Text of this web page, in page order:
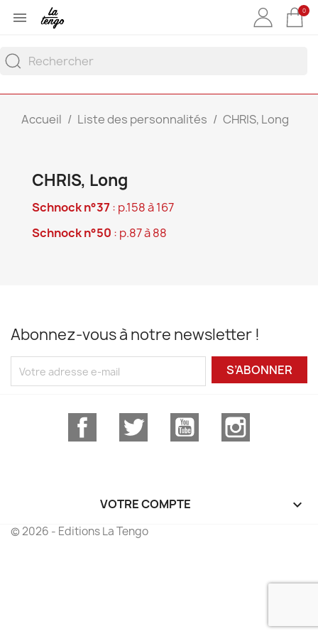
 0
Accueil Liste des personnalités CHRIS, Long
CHRIS, Long
Schnock n°37 : p.158 à 167
Schnock n°50 : p.87 à 88
Abonnez-vous à notre newsletter !
S’ABONNER
Facebook Twitter YouTube
VOTRE COMPTE 
© 2026 - Editions La Tengo